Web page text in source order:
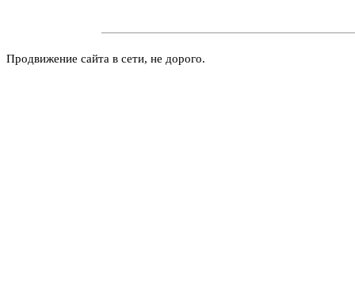
Продвижение сайта в сети, не дорого.